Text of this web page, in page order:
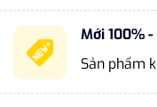
Mới 100%
Sản phẩm